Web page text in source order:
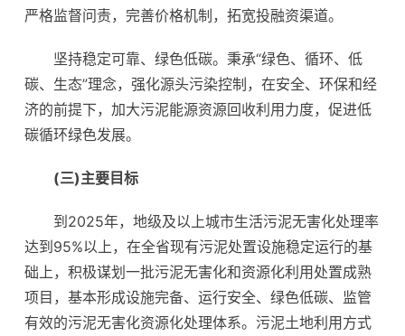
严格监督问责，完善价格机制，拓宽投融资渠道。
坚持稳定可靠、绿色低碳。秉承“绿色、循环、低
碳、生态”理念，强化源头污染控制，在安全、环保和经
济的前提下，加大污泥能源资源回收利用力度，促进低
碳循环绿色发展。
(三)主要目标
到2025年，地级及以上城市生活污泥无害化处理率
达到95%以上，在全省现有污泥处置设施稳定运行的基
础上，积极谋划一批污泥无害化和资源化利用处置成熟
项目，基本形成设施完备、运行安全、绿色低碳、监管
有效的污泥无害化资源化处理体系。污泥土地利用方式